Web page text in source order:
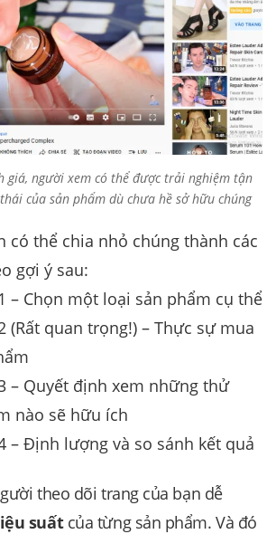
giá, người xem có thể được trải nghiệm tận
của sản phẩm dù chưa hề sở hữu chúng
có thể chia nhỏ chúng thành các
gợi ý sau:
– Chọn một loại sản phẩm cụ thể
(Rất quan trọng!) – Thực sự mua
– Quyết định xem những thử
nào sẽ hữu ích
– Định lượng và so sánh kết quả
theo dõi trang của bạn dễ
suấtcủa từng sản phẩm. Và đó